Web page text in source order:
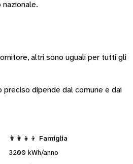
, altri sono uguali per tutti gli
dipende dal comune e dai
👨‍👩‍👧‍👦 Famiglia
3200 kWh/anno